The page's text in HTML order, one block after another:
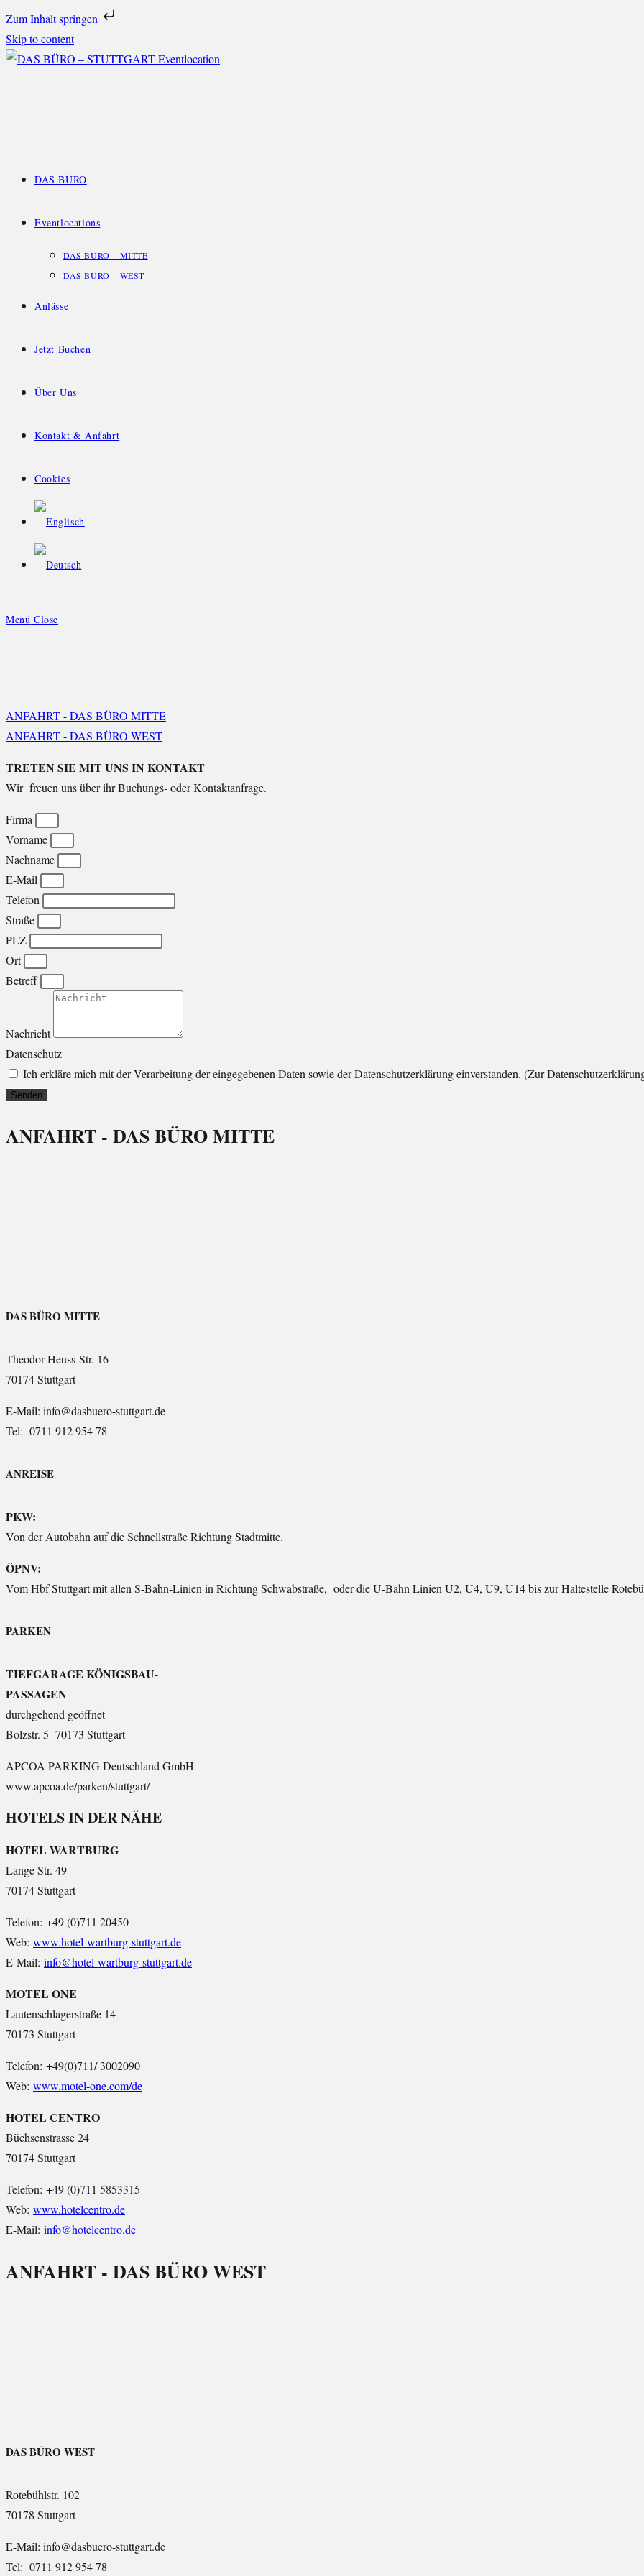
Zum Inhalt springen
Skip to content
DAS BÜRO
Eventlocations
DAS BÜRO – MITTE
DAS BÜRO – WEST
Anlässe
Jetzt Buchen
Über Uns
Kontakt & Anfahrt
Cookies
Menü Close
ANFAHRT - DAS BÜRO MITTE
ANFAHRT - DAS BÜRO WEST
TRETEN SIE MIT UNS IN KONTAKT
Wir freuen uns über ihr Buchungs- oder Kontaktanfrage.
Firma
Vorname
Nachname
E-Mail
Telefon
Straße
PLZ
Ort
Betreff
Nachricht
Datenschutz
Ich erkläre mich mit der Verarbeitung der eingegebenen Daten sowie der Datenschutzerklärung einverstanden. (Zur
Senden
ANFAHRT - DAS BÜRO MITTE
DAS BÜRO MITTE
Theodor-Heuss-Str. 16
70174 Stuttgart
E-Mail: info@dasbuero-stuttgart.de
Tel: 0711 912 954 78
ANREISE
PKW:
Von der Autobahn auf die Schnellstraße Richtung Stadtmitte.
ÖPNV:
Vom Hbf Stuttgart mit allen S-Bahn-Linien in Richtung Schwabstraße, oder die U-Bahn Linien U2, U4, U9, U14 bis zur Haltestelle
PARKEN
TIEFGARAGE KÖNIGSBAU-
PASSAGEN
durchgehend geöffnet
Bolzstr. 5 70173 Stuttgart
APCOA PARKING Deutschland GmbH
www.apcoa.de/parken/stuttgart/
HOTELS IN DER NÄHE
HOTEL WARTBURG
Lange Str. 49
70174 Stuttgart
Telefon: +49 (0)711 20450
Web: www.hotel-wartburg-stuttgart.de
E-Mail: info@hotel-wartburg-stuttgart.de
MOTEL ONE
Lautenschlagerstraße 14
70173 Stuttgart
Telefon: +49(0)711/ 3002090
Web: www.motel-one.com/de
HOTEL CENTRO
Büchsenstrasse 24
70174 Stuttgart
Telefon: +49 (0)711 5853315
Web: www.hotelcentro.de
E-Mail: info@hotelcentro.de
ANFAHRT - DAS BÜRO WEST
DAS BÜRO WEST
Rotebühlstr. 102
70178 Stuttgart
E-Mail: info@dasbuero-stuttgart.de
Tel: 0711 912 954 78